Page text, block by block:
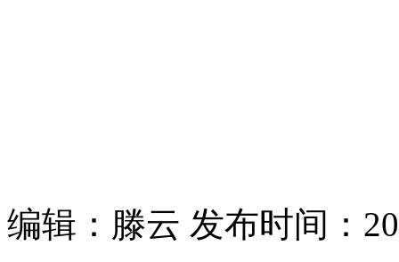
编辑：滕云 发布时间：